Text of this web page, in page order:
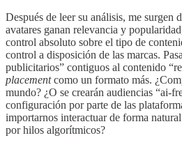
Después de leer su análisis, me surgen
avatares ganan relevancia y
control absoluto sobre el tipo de
control a disposición de las marcas.
publicitarios” contiguos al contenido
placementcomo un formato más.
mundo? ¿O se crearán audiencias “ai-
configuración por parte de las
importarnos interactuar de forma
por hilos algorítmicos?